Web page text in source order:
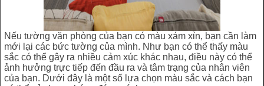
Nếu tường văn phòng của bạn có màu xám xỉn, bạn cần làm
mới lại các bức tường của mình. Như bạn có thể thấy màu
sắc có thể gây ra nhiều cảm xúc khác nhau, điều này có thể
ảnh hưởng trực tiếp đến đầu ra và tâm trạng của nhân viên
của bạn. Dưới đây là một số lựa chọn màu sắc và cách bạn